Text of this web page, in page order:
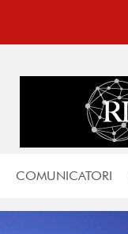
COMUNICATORI